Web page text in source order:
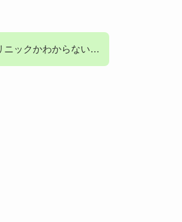
ニックかわからない…